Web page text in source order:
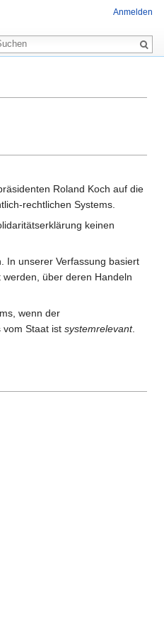
Roland Koch auf die
rechtlichen Systems.
keinen
In unserer Verfassung basiert
über deren Handeln
wenn der
vom Staat ist systemrelevant.
Anmelden